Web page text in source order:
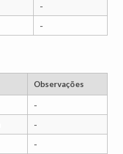
-
-
Observações
-
-
-